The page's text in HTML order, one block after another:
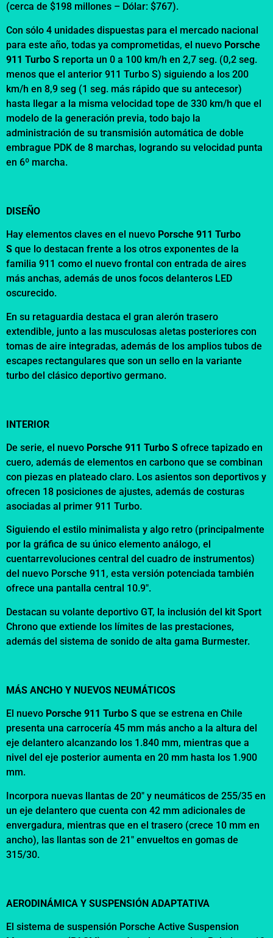
(cerca de $198 millones – Dólar: $767).
Con sólo 4 unidades dispuestas para el mercado nacional
para este año, todas ya comprometidas, el nuevo Porsche
911 Turbo S reporta un 0 a 100 km/h en 2,7 seg. (0,2 seg.
menos que el anterior 911 Turbo S) siguiendo a los 200
km/h en 8,9 seg (1 seg. más rápido que su antecesor)
hasta llegar a la misma velocidad tope de 330 km/h que el
modelo de la generación previa, todo bajo la
administración de su transmisión automática de doble
embrague PDK de 8 marchas, logrando su velocidad punta
en 6º marcha.
DISEÑO
Hay elementos claves en el nuevo Porsche 911 Turbo
S que lo destacan frente a los otros exponentes de la
familia 911 como el nuevo frontal con entrada de aires
más anchas, además de unos focos delanteros LED
oscurecido.
En su retaguardia destaca el gran alerón trasero
extendible, junto a las musculosas aletas posteriores con
tomas de aire integradas, además de los amplios tubos de
escapes rectangulares que son un sello en la variante
turbo del clásico deportivo germano.
INTERIOR
De serie, el nuevo Porsche 911 Turbo S ofrece tapizado en
cuero, además de elementos en carbono que se combinan
con piezas en plateado claro. Los asientos son deportivos y
ofrecen 18 posiciones de ajustes, además de costuras
asociadas al primer 911 Turbo.
Siguiendo el estilo minimalista y algo retro (principalmente
por la gráfica de su único elemento análogo, el
cuentarrevoluciones central del cuadro de instrumentos)
del nuevo Porsche 911, esta versión potenciada también
ofrece una pantalla central 10.9″.
Destacan su volante deportivo GT, la inclusión del kit Sport
Chrono que extiende los límites de las prestaciones,
además del sistema de sonido de alta gama Burmester.
MÁS ANCHO Y NUEVOS NEUMÁTICOS
El nuevo Porsche 911 Turbo S que se estrena en Chile
presenta una carrocería 45 mm más ancho a la altura del
eje delantero alcanzando los 1.840 mm, mientras que a
nivel del eje posterior aumenta en 20 mm hasta los 1.900
mm.
Incorpora nuevas llantas de 20″ y neumáticos de 255/35 en
un eje delantero que cuenta con 42 mm adicionales de
envergadura, mientras que en el trasero (crece 10 mm en
ancho), las llantas son de 21″ envueltos en gomas de
315/30.
AERODINÁMICA Y SUSPENSIÓN ADAPTATIVA
El sistema de suspensión Porsche Active Suspension